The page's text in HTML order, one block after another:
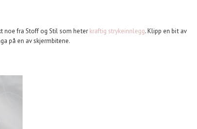
noe fra Stoff og Stil som heter kraftig strykeinnlegg. Klipp en bit av
på en av skjermbitene.